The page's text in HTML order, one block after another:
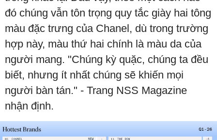
đó chúng vẫn tôn trọng quy tắc giày hai tông
màu đặc trưng của Chanel, dù trong trường
hợp này, màu thứ hai chính là màu da của
người mang. "Chúng kỳ quặc, chúng ta đều
biết, nhưng ít nhất chúng sẽ khiến mọi
người bàn tán." - Trang NSS Magazine
nhận định.